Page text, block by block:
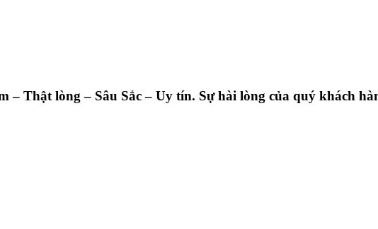
Thật lòng – Sâu Sắc – Uy tín. Sự hài lòng của quý khách